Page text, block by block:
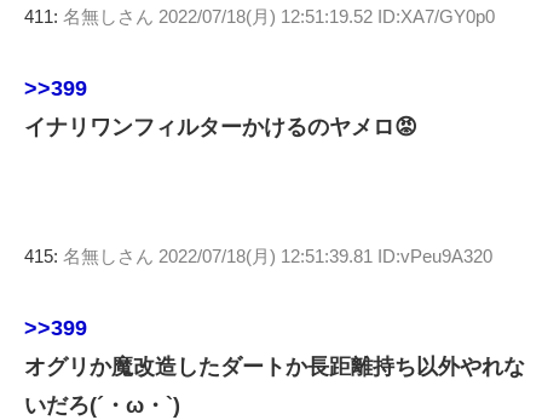
411: 名無しさん 2022/07/18(月) 12:51:19.52 ID:XA7/GY0p0
>>399
イナリワンフィルターかけるのヤメロ😡
415: 名無しさん 2022/07/18(月) 12:51:39.81 ID:vPeu9A320
>>399
オグリか魔改造したダートか長距離持ち以外やれな
いだろ(´・ω・`)